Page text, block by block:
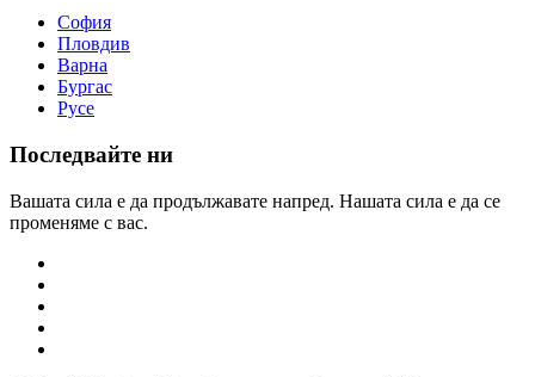
София
Пловдив
Варна
Бургас
Русе
Последвайте ни
Вашата сила е да продължавате напред. Нашата сила е да се
променяме с вас.